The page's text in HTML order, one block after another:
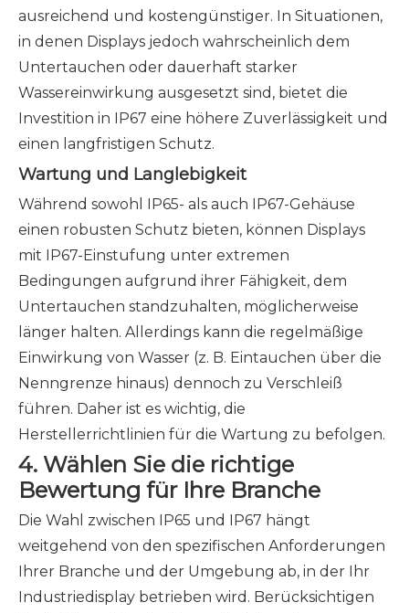
ausreichend und kostengünstiger. In Situationen,
in denen Displays jedoch wahrscheinlich dem
Untertauchen oder dauerhaft starker
Wassereinwirkung ausgesetzt sind, bietet die
Investition in IP67 eine höhere Zuverlässigkeit und
einen langfristigen Schutz.
Wartung und Langlebigkeit
Während sowohl IP65- als auch IP67-Gehäuse
einen robusten Schutz bieten, können Displays
mit IP67-Einstufung unter extremen
Bedingungen aufgrund ihrer Fähigkeit, dem
Untertauchen standzuhalten, möglicherweise
länger halten. Allerdings kann die regelmäßige
Einwirkung von Wasser (z. B. Eintauchen über die
Nenngrenze hinaus) dennoch zu Verschleiß
führen. Daher ist es wichtig, die
Herstellerrichtlinien für die Wartung zu befolgen.
4. Wählen Sie die richtige
Bewertung für Ihre Branche
Die Wahl zwischen IP65 und IP67 hängt
weitgehend von den spezifischen Anforderungen
Ihrer Branche und der Umgebung ab, in der Ihr
Industriedisplay betrieben wird. Berücksichtigen